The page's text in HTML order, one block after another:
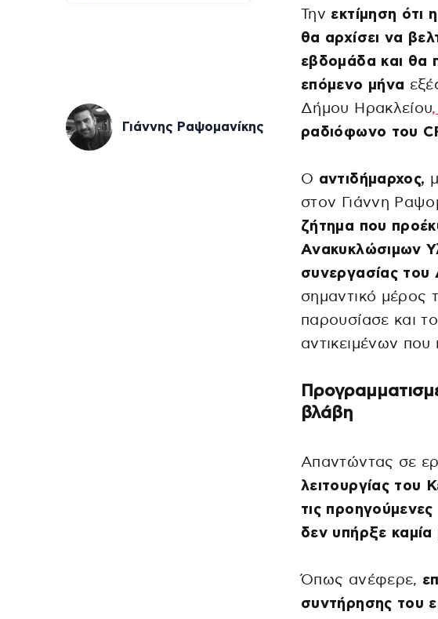
Γιάννης Ραψομανίκης
Την εκτίμηση ότι
θα αρχίσει να
εβδομάδα και θα
επόμενο μήνα
Δήμου Ηρακλείου,
ραδιόφωνο του
Ο αντιδήμαρχος,
στον Γιάννη
ζήτημα που
Ανακυκλώσιμων
συνεργασίας
σημαντικό μέρος
παρουσίασε και
αντικειμένων
βλάβη
Απαντώντας σε
λειτουργίας του
τις προηγούμενες
δεν υπήρξε καμία
Όπως ανέφερε,
συντήρησης του